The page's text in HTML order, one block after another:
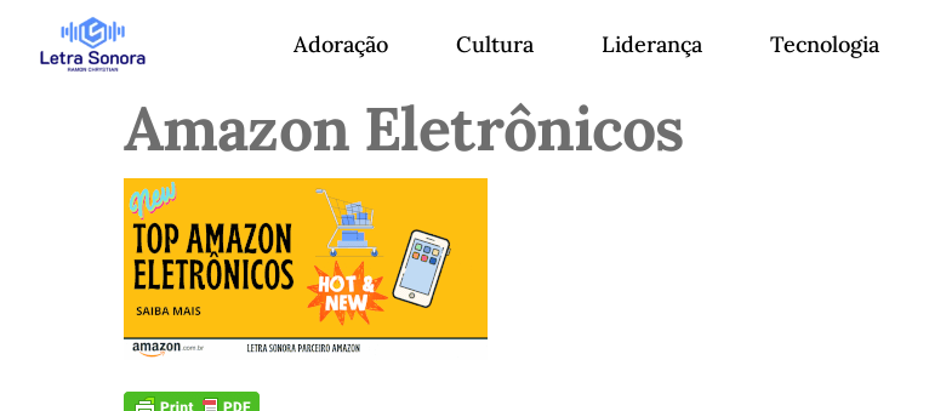
Adoração Cultura Liderança Tecnologia
Amazon Eletrônicos